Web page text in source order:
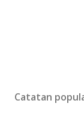
Catatan